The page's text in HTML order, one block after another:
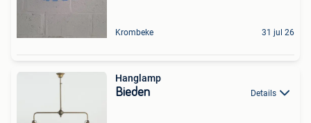
Krombeke 31 jul 26
Hanglamp
Bieden Details